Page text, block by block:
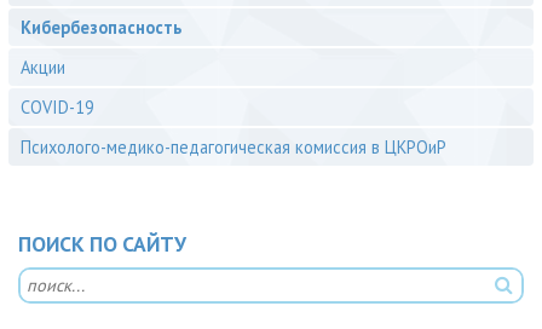
Кибербезопасность
Акции
COVID-19
Психолого-медико-педагогическая комиссия в ЦКРОиР
ПОИСК ПО САЙТУ